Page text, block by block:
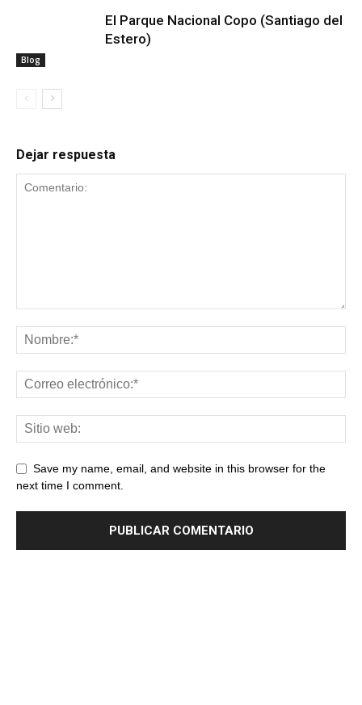
Blog
El Parque Nacional Copo (Santiago del
Estero)
Dejar respuesta
Save my name, email, and website in this browser for the
next time I comment.